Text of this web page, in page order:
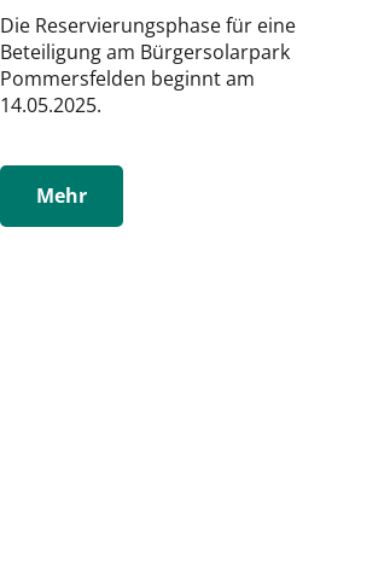
Die Reservierungsphase für eine
Beteiligung am Bürgersolarpark
Pommersfelden beginnt am
14.05.2025.
Mehr